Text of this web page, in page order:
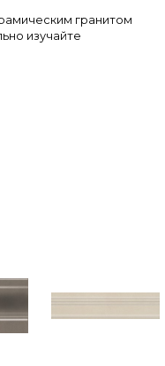
гранитом
изучайте